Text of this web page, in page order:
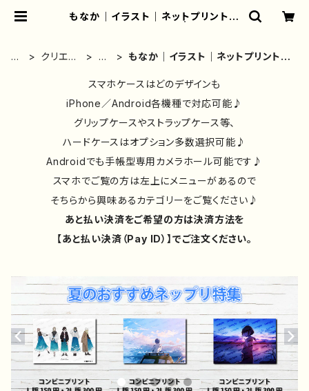
もなか｜イラスト｜ネットプリント｜
れ/イラストレーター/グッズ/人気/後
払い/通販｜雑貨屋アリうさ
ホ
クリエイ
も
か
もなか｜イラスト｜ネットプリント｜
スマホケースはどのデザインも
iPhone／Android各機種で対応可能♪
グリップケースやストラップケース等、
ハードケースはオプション多数選択可能♪
Androidでも手帳型専用カメラホール可能です♪
スマホでご覧の方は左上にメニューがあるので
そちらから興味あるカテゴリーをご覧ください♪
あと払い決済をご希望の方は決済方法を
【あと払い決済（Pay ID）】でご注文ください。